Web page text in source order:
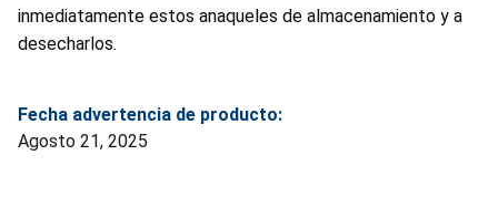
inmediatamente estos anaqueles de almacenamiento y a
desecharlos.
Fecha advertencia de producto:
Agosto 21, 2025